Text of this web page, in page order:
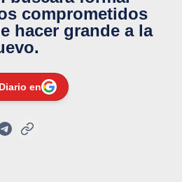
comprometidos
hacer grande a la
en